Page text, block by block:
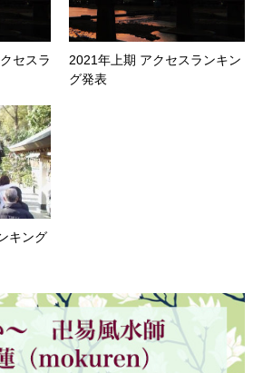
セスラ
2021年上期 アクセスランキン
グ発表
キング